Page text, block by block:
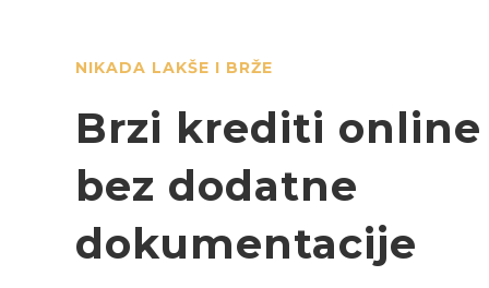
NIKADA LAKŠE I BRŽE
Brzi krediti online
bez dodatne
dokumentacije